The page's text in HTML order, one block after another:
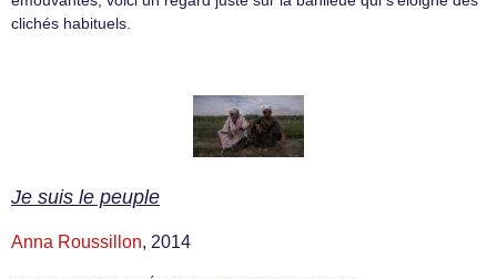
clichés habituels.
Je suis le peuple
Anna Roussillon, 2014